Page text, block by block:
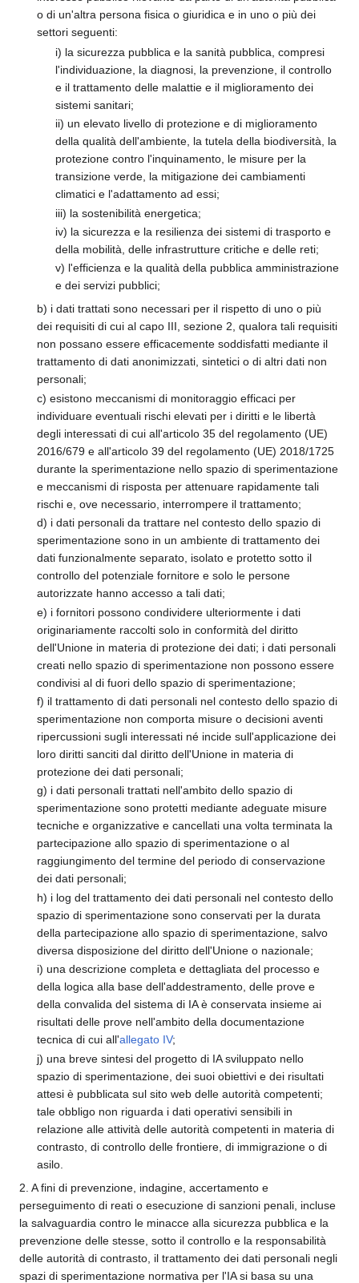
o di un'altra persona fisica o giuridica e in uno o più dei
settori seguenti:
i) la sicurezza pubblica e la sanità pubblica, compresi
l'individuazione, la diagnosi, la prevenzione, il controllo
e il trattamento delle malattie e il miglioramento dei
sistemi sanitari;
ii) un elevato livello di protezione e di miglioramento
della qualità dell'ambiente, la tutela della biodiversità, la
protezione contro l'inquinamento, le misure per la
transizione verde, la mitigazione dei cambiamenti
climatici e l'adattamento ad essi;
iii) la sostenibilità energetica;
iv) la sicurezza e la resilienza dei sistemi di trasporto e
della mobilità, delle infrastrutture critiche e delle reti;
v) l'efficienza e la qualità della pubblica amministrazione
e dei servizi pubblici;
b) i dati trattati sono necessari per il rispetto di uno o più
dei requisiti di cui al capo III, sezione 2, qualora tali requisiti
non possano essere efficacemente soddisfatti mediante il
trattamento di dati anonimizzati, sintetici o di altri dati non
personali;
c) esistono meccanismi di monitoraggio efficaci per
individuare eventuali rischi elevati per i diritti e le libertà
degli interessati di cui all'articolo 35 del regolamento (UE)
2016/679 e all'articolo 39 del regolamento (UE) 2018/1725
durante la sperimentazione nello spazio di sperimentazione
e meccanismi di risposta per attenuare rapidamente tali
rischi e, ove necessario, interrompere il trattamento;
d) i dati personali da trattare nel contesto dello spazio di
sperimentazione sono in un ambiente di trattamento dei
dati funzionalmente separato, isolato e protetto sotto il
controllo del potenziale fornitore e solo le persone
autorizzate hanno accesso a tali dati;
e) i fornitori possono condividere ulteriormente i dati
originariamente raccolti solo in conformità del diritto
dell'Unione in materia di protezione dei dati; i dati personali
creati nello spazio di sperimentazione non possono essere
condivisi al di fuori dello spazio di sperimentazione;
f) il trattamento di dati personali nel contesto dello spazio di
sperimentazione non comporta misure o decisioni aventi
ripercussioni sugli interessati né incide sull'applicazione dei
loro diritti sanciti dal diritto dell'Unione in materia di
protezione dei dati personali;
g) i dati personali trattati nell'ambito dello spazio di
sperimentazione sono protetti mediante adeguate misure
tecniche e organizzative e cancellati una volta terminata la
partecipazione allo spazio di sperimentazione o al
raggiungimento del termine del periodo di conservazione
dei dati personali;
h) i log del trattamento dei dati personali nel contesto dello
spazio di sperimentazione sono conservati per la durata
della partecipazione allo spazio di sperimentazione, salvo
diversa disposizione del diritto dell'Unione o nazionale;
i) una descrizione completa e dettagliata del processo e
della logica alla base dell'addestramento, delle prove e
della convalida del sistema di IA è conservata insieme ai
risultati delle prove nell'ambito della documentazione
tecnica di cui all'allegato IV;
j) una breve sintesi del progetto di IA sviluppato nello
spazio di sperimentazione, dei suoi obiettivi e dei risultati
attesi è pubblicata sul sito web delle autorità competenti;
tale obbligo non riguarda i dati operativi sensibili in
relazione alle attività delle autorità competenti in materia di
contrasto, di controllo delle frontiere, di immigrazione o di
asilo.
2. A fini di prevenzione, indagine, accertamento e
perseguimento di reati o esecuzione di sanzioni penali, incluse
la salvaguardia contro le minacce alla sicurezza pubblica e la
prevenzione delle stesse, sotto il controllo e la responsabilità
delle autorità di contrasto, il trattamento dei dati personali negli
spazi di sperimentazione normativa per l'IA si basa su una